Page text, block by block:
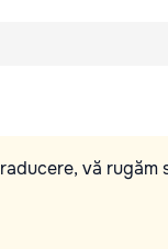
vă rugăm